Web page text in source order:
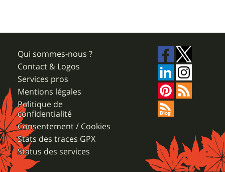
Qui sommes-nous ?
Contact & Logos
Services pros
Mentions légales
Politique de
confidentialité
Consentement / Cookies
Stats des traces GPX
Status des services